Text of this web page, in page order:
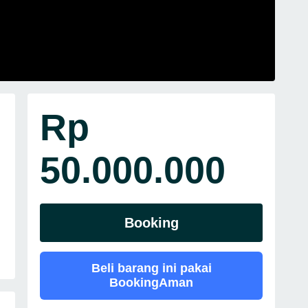
Rp
50.000.000
Booking
Beli barang ini pakai
BookingAman